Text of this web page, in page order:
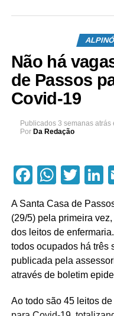
Não há
de Passos
Covid-19
Publicados 3 semanas atrás
Por Da Redação
Facebook
A Santa Casa de
(29/5) pela primeira
dos leitos de
todos ocupados há três
publicada pela
através de boletim
Ao todo são 45 leitos